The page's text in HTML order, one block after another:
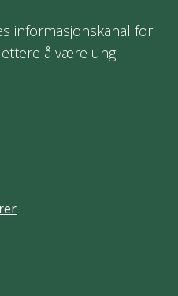
informasjonskanal for
å være ung.